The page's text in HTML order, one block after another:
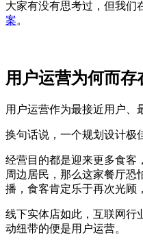
大家有没有思考过，但我们
案。
用户运营为何而存
用户运营作为最接近用户、
换句话说，一个规划设计极
经营目的都是迎来更多食客
周边居民，那么这家餐厅恐
播，食客肯定乐于再次光顾
线下实体店如此，互联网行
动纽带的便是用户运营。